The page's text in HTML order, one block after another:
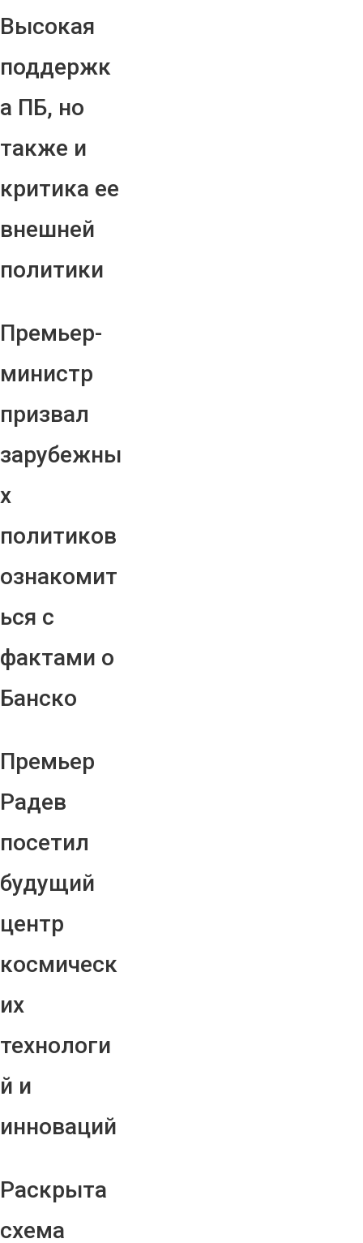
Высокая
поддержк
а ПБ, но
также и
критика ее
внешней
политики
Премьер-
министр
призвал
зарубежны
х
политиков
ознакомит
ься с
фактами о
Банско
Премьер
Радев
посетил
будущий
центр
космическ
их
технологи
й и
инноваций
Раскрыта
схема